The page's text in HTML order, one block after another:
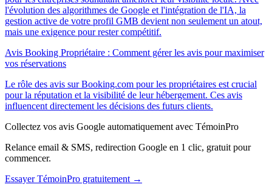
l'évolution des algorithmes de Google et l'intégration de l'IA, la
gestion active de votre profil GMB devient non seulement un atout,
mais une exigence pour rester compétitif.
Avis Booking Propriétaire : Comment gérer les avis pour maximiser
vos réservations
Le rôle des avis sur Booking.com pour les propriétaires est crucial
pour la réputation et la visibilité de leur hébergement. Ces avis
influencent directement les décisions des futurs clients.
Collectez vos avis Google automatiquement avec TémoinPro
Relance email & SMS, redirection Google en 1 clic, gratuit pour
commencer.
Essayer TémoinPro gratuitement →